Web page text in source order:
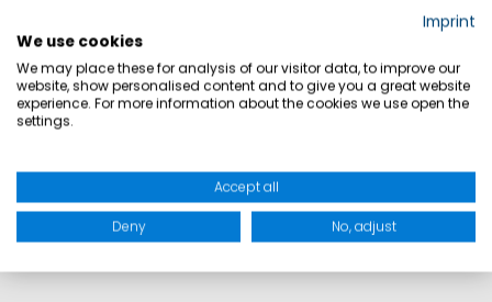
MATERIAL: 96% Polyester (recycelt); 4%
Elasthan; Stoff 2: 100% Polyester (recycelt)
PRODUKTSICHERHEIT
Imprint
We use cookies
We may place these for analysis of our visitor data, to improve our
website, show personalised content and to give you a great website
experience. For more information about the cookies we use open the
settings.
Accept all
Deny No, adjust